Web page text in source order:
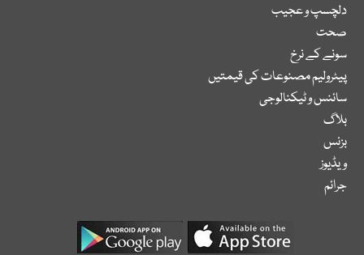
دلچسپ و عجیب
صحت
سونے کے نرخ
پیٹرولیم مصنوعات کی قیمتیں
سائنس و ٹیکنالوجی
بلاگ
بزنس
ویڈیوز
جرائم